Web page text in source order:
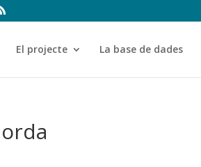
El projecte La base de dades